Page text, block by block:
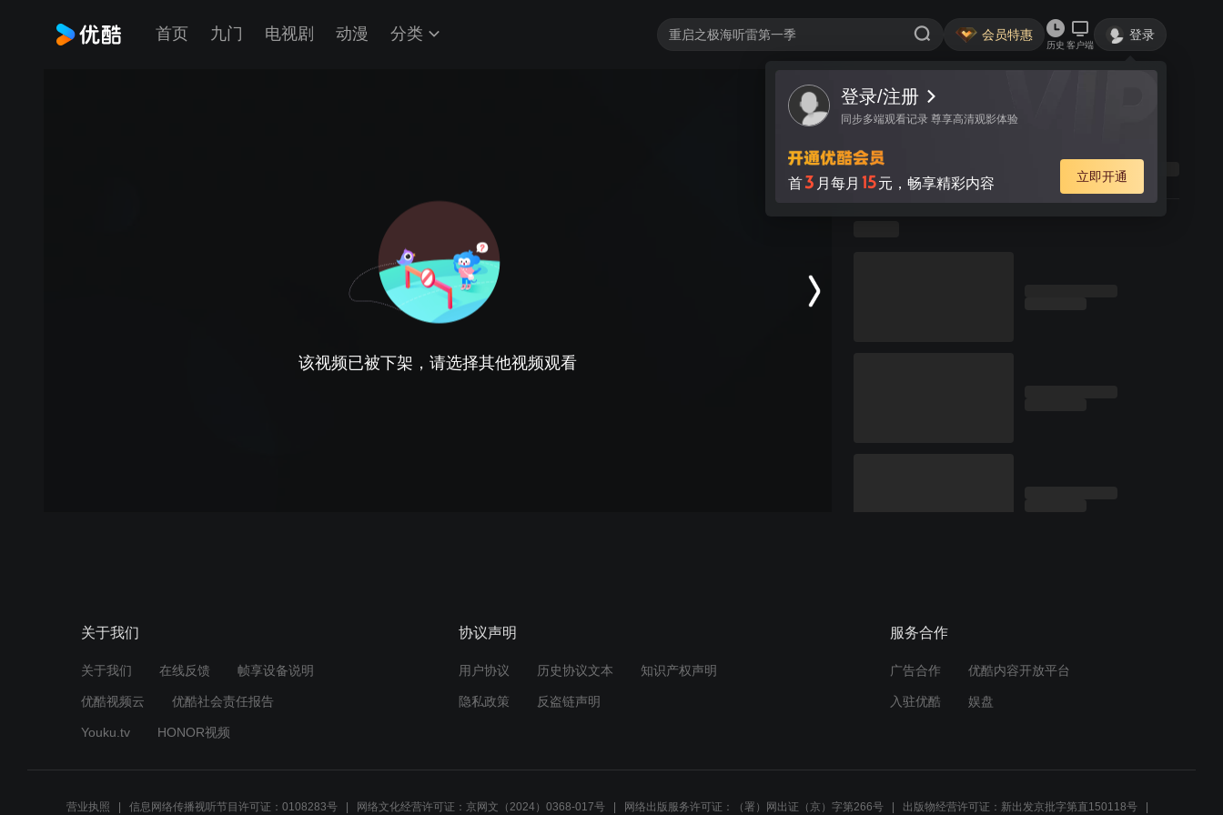
首页 九门 电视剧 动漫 分类 会员特惠
历史 客户端
登录
登录/注册
同步多端观看记录 尊享高清观影体验
首3 月每月 15元，畅享精彩内容 立即开通
该视频已被下架，请选择其他视频观看
关于我们
关于我们 在线反馈 帧享设备说明
优酷视频云 优酷社会责任报告
Youku.tv HONOR视频
协议声明
用户协议 历史协议文本 知识产权声明
隐私政策 反盗链声明
服务合作
广告合作 优酷内容开放平台
入驻优酷 娱盘
营业执照 信息网络传播视听节目许可证：0108283号 网络文化经营许可证：京网文（2024）0368-017号 网络出版服务许可证：（署）网出证（京）字第266号 出版物经营许可证：新出发京批字第直150118号